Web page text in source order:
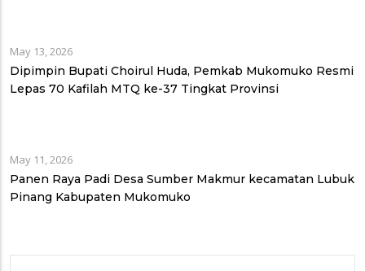
May 13, 2026
Dipimpin Bupati Choirul Huda, Pemkab Mukomuko Resmi
Lepas 70 Kafilah MTQ ke-37 Tingkat Provinsi
May 11, 2026
Panen Raya Padi Desa Sumber Makmur kecamatan Lubuk
Pinang Kabupaten Mukomuko